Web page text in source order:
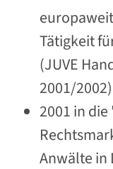
Tätigkeit
(JUVE
2001/2002)
2001 in
Anwälte in